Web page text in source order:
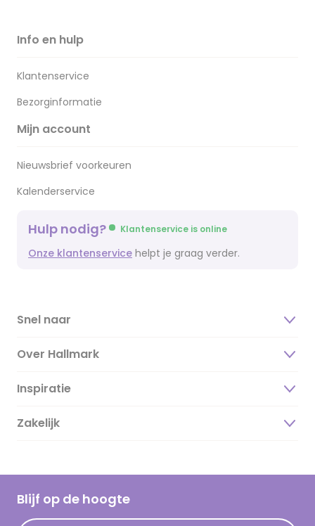
Info en hulp
Klantenservice
Bezorginformatie
Mijn account
Nieuwsbrief voorkeuren
Kalenderservice
Hulp nodig? Klantenservice is online
Onze klantenservice helpt je graag verder.
Snel naar
Over Hallmark
Over ons
Duurzaamheid
Hallmark Kaartclub
Acties
Inspiratie
Magazine
Cadeau inspiratie
Kaartinspiratie
Zakelijk
Blijf op de hoogte